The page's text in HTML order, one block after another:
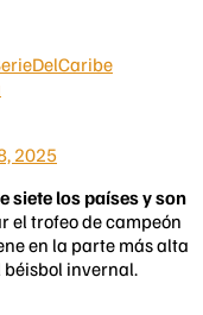
2025
siete los países y son
el trofeo de campeón
en la parte más alta
béisbol invernal.